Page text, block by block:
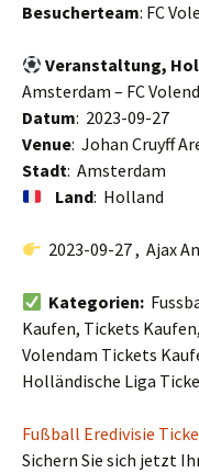
Besucherteam: FC
Veranstaltung,
Amsterdam – FC
Datum: 2023-09-27
Venue: Johan Cruyff
Stadt: Amsterdam
Land: Holland
2023-09-27 , Ajax
Kategorien:
Kaufen, Tickets
Volendam Tickets
Holländische Liga
Fußball Eredivisie
Sichern Sie sich jetzt